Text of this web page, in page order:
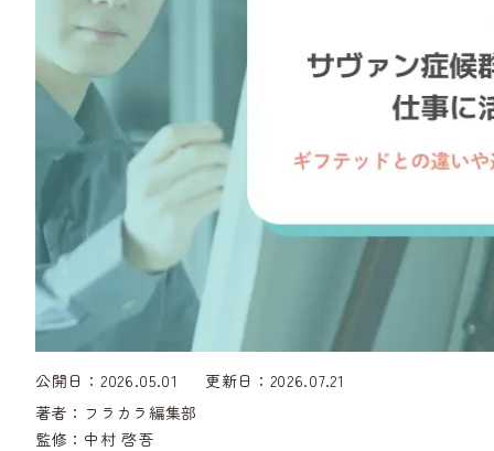
公開日：2026.05.01
更新日：2026.07.21
著者： フラカラ編集部
監修： 中村 啓吾